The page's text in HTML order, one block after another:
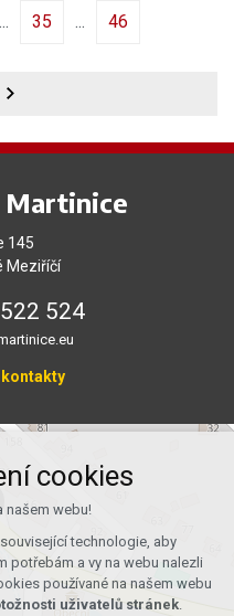
35 46
Martinice
145
Meziříčí
524
cookies
našem webu!
technologie, aby
potřebám a vy na webu nalezli
používané na našem webu
uživatelů stránek.